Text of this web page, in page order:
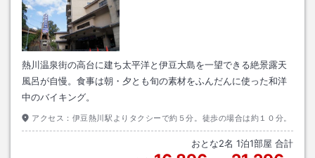
熱川温泉街の高台に建ち太平洋と伊豆大島を一望できる絶景露天
風呂が自慢。食事は朝・夕とも旬の素材をふんだんに使った和洋
中のバイキング。
アクセス： 伊豆熱川駅よりタクシーで約５分。徒歩の場合は約１０分。
おとな2名 1泊1部屋 合計